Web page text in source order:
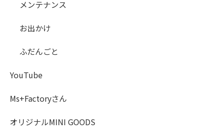
メンテナンス
お出かけ
ふだんごと
YouTube
Ms+Factoryさん
オリジナルMINI GOODS